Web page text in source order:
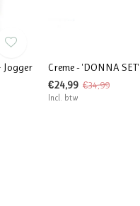
Jogger
Creme - 'DONNA
€24,99 €34,99
Incl. btw